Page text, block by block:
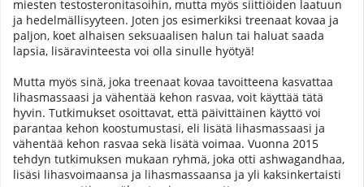
miesten testosteronitasoihin, mutta myös siittiöiden laatuun
ja hedelmällisyyteen. Joten jos esimerkiksi treenaat kovaa ja
paljon, koet alhaisen seksuaalisen halun tai haluat saada
lapsia, lisäravinteesta voi olla sinulle hyötyä!
Mutta myös sinä, joka treenaat kovaa tavoitteena kasvattaa
lihasmassaasi ja vähentää kehon rasvaa, voit käyttää tätä
hyvin. Tutkimukset osoittavat, että päivittäinen käyttö voi
parantaa kehon koostumustasi, eli lisätä lihasmassaasi ja
vähentää kehon rasvaa sekä lisätä voimaa. Vuonna 2015
tehdyn tutkimuksen mukaan ryhmä, joka otti ashwagandhaa,
lisäsi lihasvoimaansa ja lihasmassaansa ja yli kaksinkertaisti